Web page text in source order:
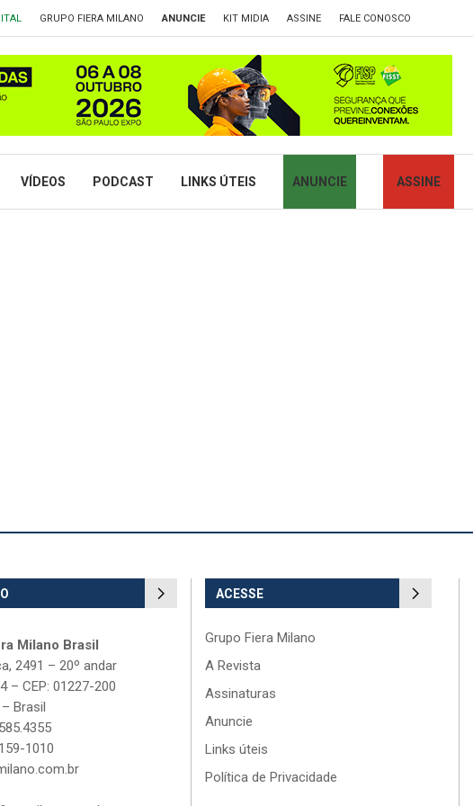
GRUPO FIERA MILANO ANUNCIE KIT MIDIA ASSINE FALE CONOSCO
VÍDEOS PODCAST LINKS ÚTEIS ANUNCIE ASSINE
Milano Brasil
2491 – 20º andar
– CEP: 01227-200
Brasil
1010
ACESSE
Grupo Fiera Milano
A Revista
Assinaturas
Anuncie
Links úteis
Política de Privacidade